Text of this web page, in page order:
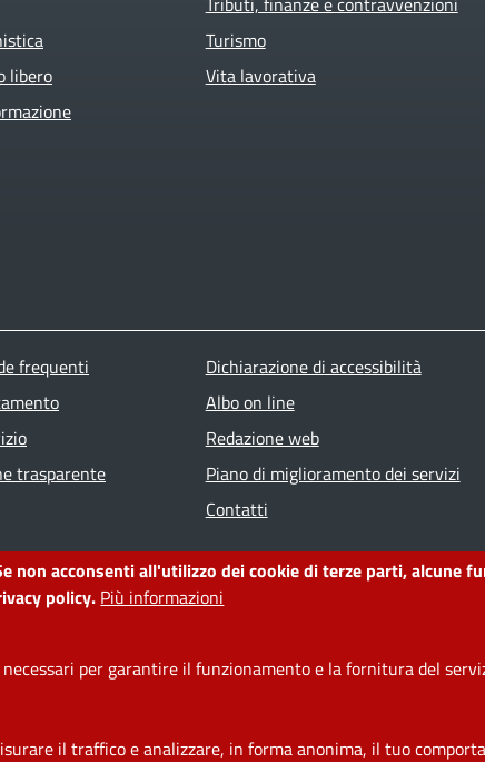
non acconsenti all'utilizzo dei cookie di terze parti, alcune
policy. Più informazioni
per garantire il funzionamento e la fornitura del
il traffico e analizzare, in forma anonima, il tuo
libero
Turismo
Vita lavorativa
frequenti
trasparente
Dichiarazione di accessibilità
Albo on line
Redazione web
Piano di miglioramento dei servizi
Contatti